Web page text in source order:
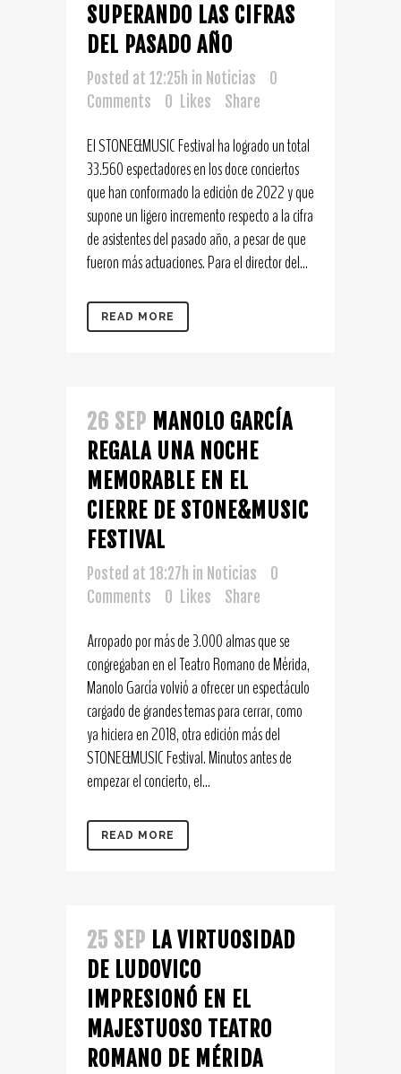
SUPERANDO LAS CIFRAS
DEL PASADO AÑO
Posted at 12:25h in Noticias
0
Comments
0 Likes Share
El STONE&MUSIC Festival ha logrado un total
33.560 espectadores en los doce conciertos
que han conformado la edición de 2022 y que
supone un ligero incremento respecto a la cifra
de asistentes del pasado año, a pesar de que
fueron más actuaciones. Para el director del...
READ MORE
26 SEP MANOLO GARCÍA
REGALA UNA NOCHE
MEMORABLE EN EL
CIERRE DE STONE&MUSIC
FESTIVAL
Posted at 18:27h in Noticias
0
Comments
0 Likes Share
Arropado por más de 3.000 almas que se
congregaban en el Teatro Romano de Mérida,
Manolo García volvió a ofrecer un espectáculo
cargado de grandes temas para cerrar, como
ya hiciera en 2018, otra edición más del
STONE&MUSIC Festival. Minutos antes de
empezar el concierto, el...
READ MORE
25 SEP LA VIRTUOSIDAD
DE LUDOVICO
IMPRESIONÓ EN EL
MAJESTUOSO TEATRO
ROMANO DE MÉRIDA